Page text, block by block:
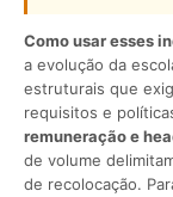
Como usar esses
a evolução da
estruturais que
requisitos e
remuneração e
de volume
de recolocação.